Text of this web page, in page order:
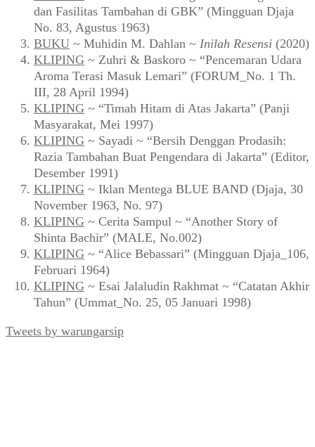
dan Fasilitas Tambahan di GBK” (Mingguan Djaja
No. 83, Agustus 1963)
BUKU ~ Muhidin M. Dahlan ~ Inilah Resensi (2020)
KLIPING ~ Zuhri & Baskoro ~ “Pencemaran Udara
Aroma Terasi Masuk Lemari” (FORUM_No. 1 Th.
III, 28 April 1994)
KLIPING ~ “Timah Hitam di Atas Jakarta” (Panji
Masyarakat, Mei 1997)
KLIPING ~ Sayadi ~ “Bersih Denggan Prodasih:
Razia Tambahan Buat Pengendara di Jakarta” (Editor,
Desember 1991)
KLIPING ~ Iklan Mentega BLUE BAND (Djaja, 30
November 1963, No. 97)
KLIPING ~ Cerita Sampul ~ “Another Story of
Shinta Bachir” (MALE, No.002)
KLIPING ~ “Alice Bebassari” (Mingguan Djaja_106,
Februari 1964)
KLIPING ~ Esai Jalaludin Rakhmat ~ “Catatan Akhir
Tahun” (Ummat_No. 25, 05 Januari 1998)
Tweets by warungarsip